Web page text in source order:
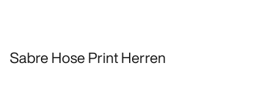
Sabre Hose Print Herren